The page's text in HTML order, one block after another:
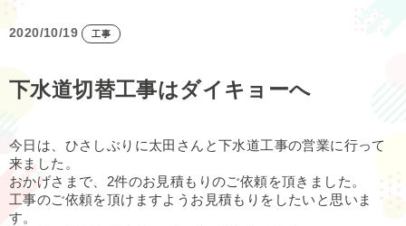
2020/10/19 工事
下水道切替工事はダイキョーへ
今日は、ひさしぶりに太田さんと下水道工事の営業に行って
来ました。
おかげさまで、2件のお見積もりのご依頼を頂きました。
工事のご依頼を頂けますようお見積もりをしたいと思いま
す。